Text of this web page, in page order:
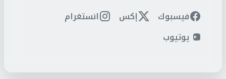
فيسبوك إكس
انستغرام
يوتيوب